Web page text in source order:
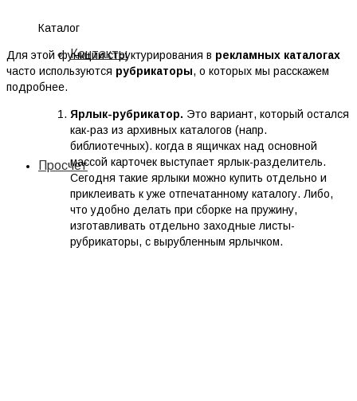
Контакты
Просчет
Каталог
Для этой функции структурирования в рекламных каталогах
часто используются рубрикаторы, о которых мы расскажем
подробнее.
Ярлык-рубрикатор. Это вариант, который остался
как-раз из архивных каталогов (напр.
библиотечных). когда в ящичках над основной
массой карточек выступает ярлык-разделитель.
Сегодня такие ярлыки можно купить отдельно и
приклеивать к уже отпечатанному каталогу. Либо,
что удобно делать при сборке на пружину,
изготавливать отдельно заходные листы-
рубрикаторы, с вырубленным ярлычком.